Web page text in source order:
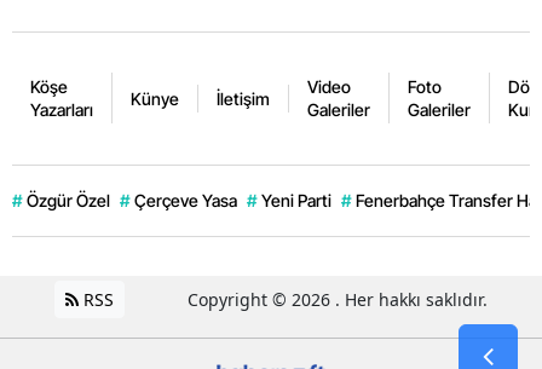
Köşe
Yazarları
Künye İletişim
Video
Galeriler
Foto
Galeriler
# Özgür Özel # Çerçeve Yasa # Yeni Parti # Fenerbahçe Transfer
RSS Copyright © 2026 . Her hakkı saklıdır.